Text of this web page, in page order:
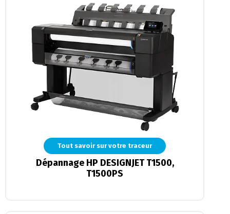
Tout savoir sur votre traceur
Dépannage HP DESIGNJET T1500,
T1500PS